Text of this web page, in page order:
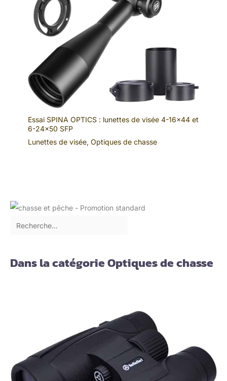
Essai SPINA OPTICS : lunettes de visée 4-16×44 et
6-24×50 SFP
Lunettes de visée, Optiques de chasse
Dans la catégorie Optiques de chasse